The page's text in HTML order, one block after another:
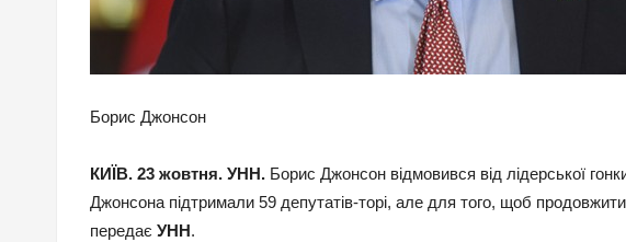
Борис Джонсон
КИЇВ. 23 жовтня. УНН. Борис Джонсон відмовився від лідерської
Джонсона підтримали 59 депутатів-торі, але для того, щоб
передає УНН.